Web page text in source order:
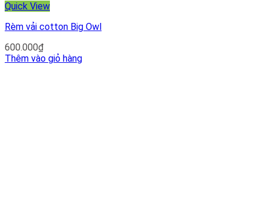
Quick View
Rèm vải cotton Big Owl
600.000₫
Thêm vào giỏ hàng